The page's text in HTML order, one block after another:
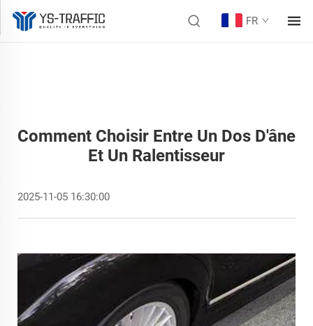
FR
Comment Choisir Entre Un Dos D'âne
Et Un Ralentisseur
2025-11-05 16:30:00